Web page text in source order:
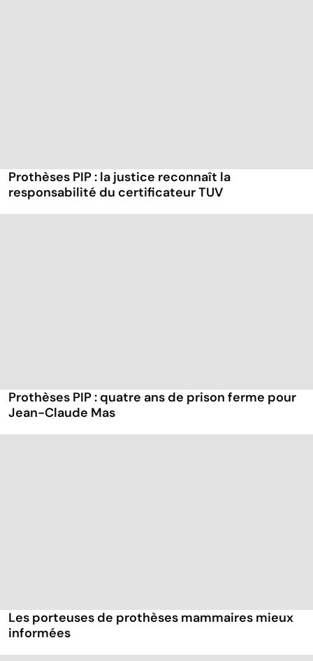
Prothèses PIP : la justice reconnaît la
responsabilité du certificateur TUV
Prothèses PIP : quatre ans de prison ferme pour
Jean-Claude Mas
Les porteuses de prothèses mammaires mieux
informées